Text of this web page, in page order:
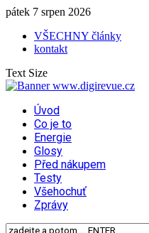
pátek 7 srpen 2026
VŠECHNY články
kontakt
Text Size
Úvod
Co je to
Energie
Glosy
Před nákupem
Testy
Všehochuť
Zprávy